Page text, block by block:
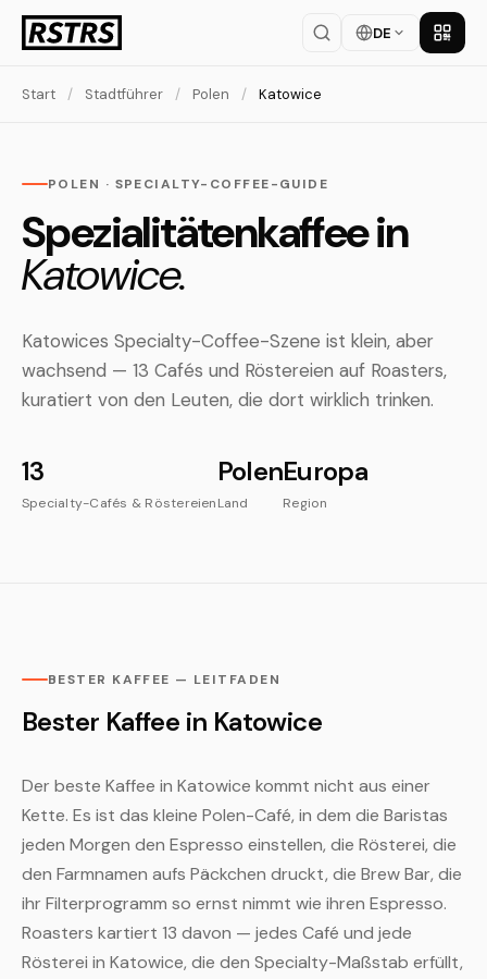
DE App
Start / Stadtführer / Polen / Katowice
POLEN · SPECIALTY-COFFEE-GUIDE
Spezialitätenkaffee in
Katowice.
Katowices Specialty-Coffee-Szene ist klein, aber
wachsend — 13 Cafés und Röstereien auf Roasters,
kuratiert von den Leuten, die dort wirklich trinken.
13
Specialty-Cafés & Röstereien
Polen
Land
Europa
Region
BESTER KAFFEE — LEITFADEN
Bester Kaffee in Katowice
Der beste Kaffee in Katowice kommt nicht aus einer
Kette. Es ist das kleine Polen-Café, in dem die Baristas
jeden Morgen den Espresso einstellen, die Rösterei, die
den Farmnamen aufs Päckchen druckt, die Brew Bar, die
ihr Filterprogramm so ernst nimmt wie ihren Espresso.
Roasters kartiert 13 davon — jedes Café und jede
Rösterei in Katowice, die den Specialty-Maßstab erfüllt,